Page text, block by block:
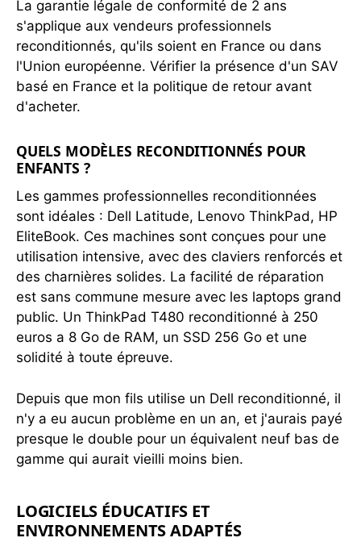
La garantie légale de conformité de 2 ans
s'applique aux vendeurs professionnels
reconditionnés, qu'ils soient en France ou dans
l'Union européenne. Vérifier la présence d'un SAV
basé en France et la politique de retour avant
d'acheter.
QUELS MODÈLES RECONDITIONNÉS POUR
ENFANTS ?
Les gammes professionnelles reconditionnées
sont idéales : Dell Latitude, Lenovo ThinkPad, HP
EliteBook. Ces machines sont conçues pour une
utilisation intensive, avec des claviers renforcés et
des charnières solides. La facilité de réparation
est sans commune mesure avec les laptops grand
public. Un ThinkPad T480 reconditionné à 250
euros a 8 Go de RAM, un SSD 256 Go et une
solidité à toute épreuve.
Depuis que mon fils utilise un Dell reconditionné, il
n'y a eu aucun problème en un an, et j'aurais payé
presque le double pour un équivalent neuf bas de
gamme qui aurait vieilli moins bien.
LOGICIELS ÉDUCATIFS ET
ENVIRONNEMENTS ADAPTÉS